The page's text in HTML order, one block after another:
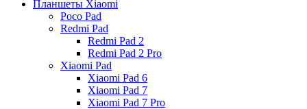
Планшеты Xiaomi
Poco Pad
Redmi Pad
Redmi Pad 2
Redmi Pad 2 Pro
Xiaomi Pad
Xiaomi Pad 6
Xiaomi Pad 7
Xiaomi Pad 7 Pro